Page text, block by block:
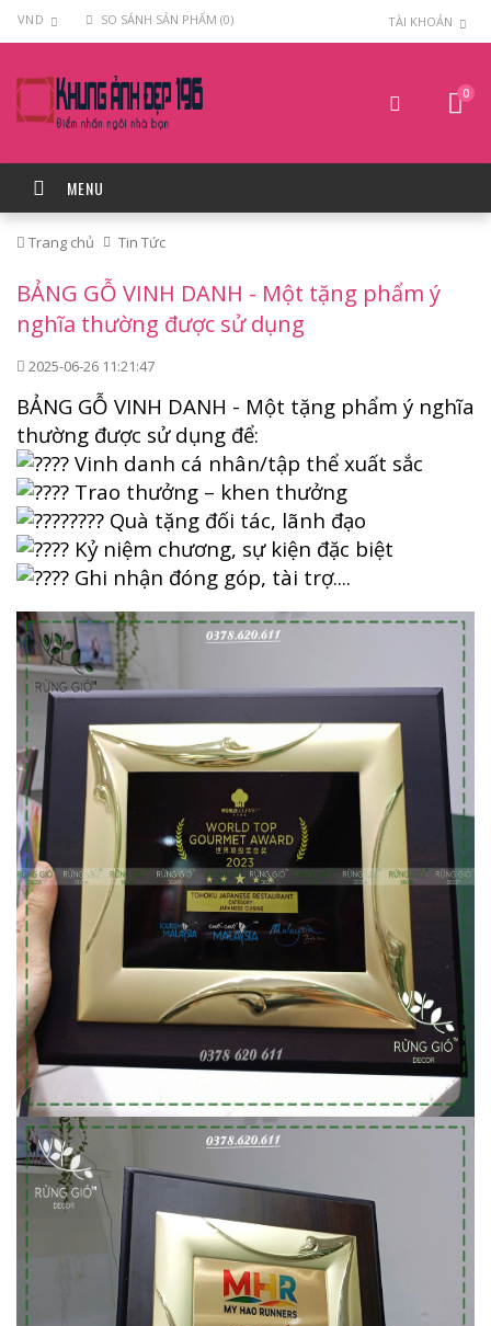
VND SO SÁNH SẢN PHẨM (0) TÀI KHOẢN
0
MENU
Trang chủ Tin Tức
BẢNG GỖ VINH DANH - Một tặng phẩm ý
nghĩa thường được sử dụng
2025-06-26 11:21:47
BẢNG GỖ VINH DANH - Một tặng phẩm ý nghĩa
thường được sử dụng để:
Vinh danh cá nhân/tập thể xuất sắc
Trao thưởng – khen thưởng
Quà tặng đối tác, lãnh đạo
Kỷ niệm chương, sự kiện đặc biệt
Ghi nhận đóng góp, tài trợ....